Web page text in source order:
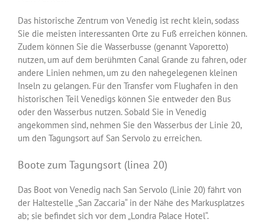
Das historische Zentrum von Venedig ist recht klein, sodass
Sie die meisten interessanten Orte zu Fuß erreichen können.
Zudem können Sie die Wasserbusse (genannt Vaporetto)
nutzen, um auf dem berühmten Canal Grande zu fahren, oder
andere Linien nehmen, um zu den nahegelegenen kleinen
Inseln zu gelangen. Für den Transfer vom Flughafen in den
historischen Teil Venedigs können Sie entweder den Bus
oder den Wasserbus nutzen. Sobald Sie in Venedig
angekommen sind, nehmen Sie den Wasserbus der Linie 20,
um den Tagungsort auf San Servolo zu erreichen.
Boote zum Tagungsort (linea 20)
Das Boot von Venedig nach San Servolo (Linie 20) fährt von
der Haltestelle „San Zaccaria“ in der Nähe des Markusplatzes
ab; sie befindet sich vor dem „Londra Palace Hotel“.